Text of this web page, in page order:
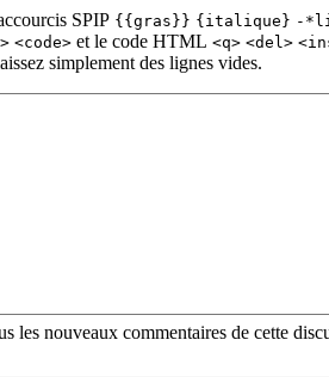
SPIP {{gras}} {italique} -
<code> et le code HTML <q> <del>
simplement des lignes vides.
les nouveaux commentaires de cette